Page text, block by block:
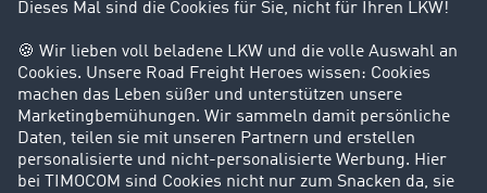
Kunden werben Kunden
Success Stories
Karriere
Support